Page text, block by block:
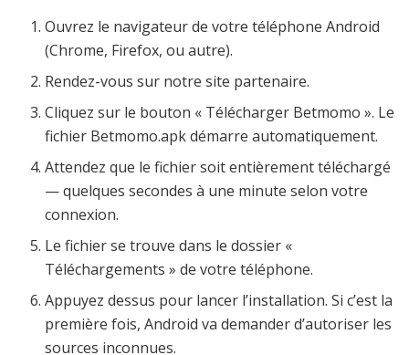
Ouvrez le navigateur de votre téléphone Android
(Chrome, Firefox, ou autre).
Rendez-vous sur notre site partenaire.
Cliquez sur le bouton « Télécharger Betmomo ». Le
fichier Betmomo.apk démarre automatiquement.
Attendez que le fichier soit entièrement téléchargé
— quelques secondes à une minute selon votre
connexion.
Le fichier se trouve dans le dossier «
Téléchargements » de votre téléphone.
Appuyez dessus pour lancer l’installation. Si c’est la
première fois, Android va demander d’autoriser les
sources inconnues.